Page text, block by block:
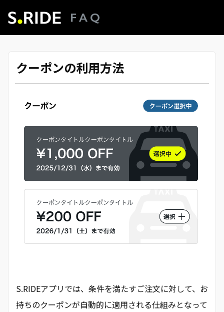
クーポンの利用方法
S.RIDEアプリでは、条件を満たすご注文に対して、お
持ちのクーポンが自動的に適用される仕組みとなって